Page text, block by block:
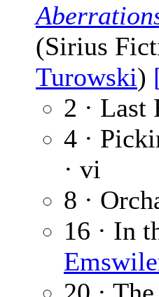
(Sirius
Turowski)
2 · Last
4 ·
· vi
8 ·
16 · In